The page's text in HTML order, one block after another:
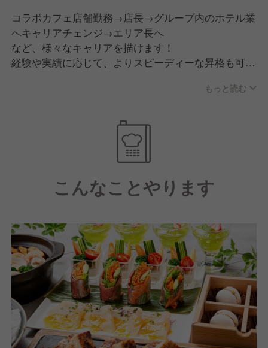
コラボカフェ店舗勤務→店長→グループ内のホテル業
へキャリアチェンジ→エリア長へ
など、様々なキャリアを描けます！
経験や実績に応じて、よりスピーディーな昇格も可
入社半年～2年で支配人（店長）へキャリアアップし
※出店開業ノウハウ、店舗運営は将来的に料理長ポジ
ションをお任せする際に学ぶことが可能です。
もっと読む
こんなことやります